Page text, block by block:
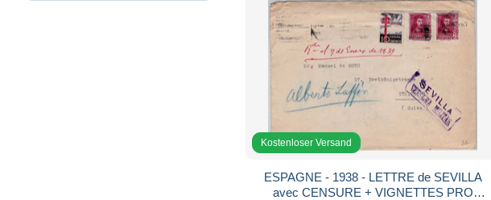
Kostenloser Versand
ESPAGNE - 1938 - LETTRE de SEVILLA
avec CENSURE + VIGNETTES PRO